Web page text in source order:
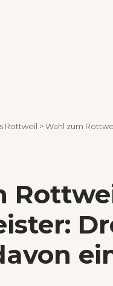
Rottweil >Wahl zum